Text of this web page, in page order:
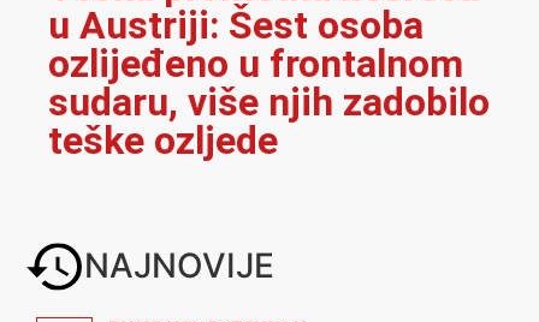
u Austriji: Šest osoba
ozlijeđeno u frontalnom
sudaru, više njih zadobilo
teške ozljede
NAJNOVIJE